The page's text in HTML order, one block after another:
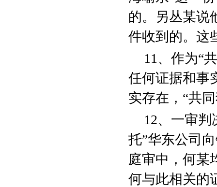
的。另丛某说
件收到的。这
11 、作为“
任何证据和事
实存在，“共
12、一审判
托”华东公司
庭审中，何某
何与此相关的